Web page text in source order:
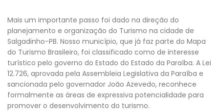
Mais um importante passo foi dado na direção do
planejamento e organização do Turismo na cidade de
Salgadinho-PB. Nosso município, que já faz parte do Mapa
do Turismo Brasileiro, foi classificado como de interesse
turístico pelo governo do Estado do Estado da Paraíba. A Lei
12.726, aprovada pela Assembleia Legislativa da Paraíba e
sancionada pelo governador João Azevedo, reconhece
formalmente as áreas de expressiva potencialidade para
promover o desenvolvimento do turismo.